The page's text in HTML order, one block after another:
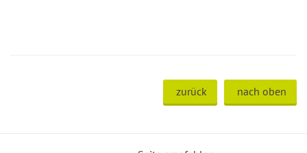
zurück nach oben